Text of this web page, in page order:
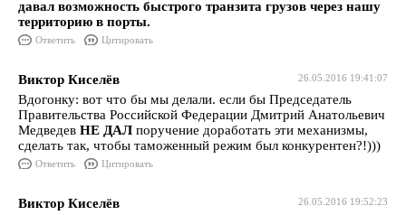
давал возможность быстрого транзита грузов через нашу
территорию в порты.
Ответить Цитировать
26.05.2016 19:41:07
Виктор Киселёв
Вдогонку: вот что бы мы делали. если бы Председатель
Правительства Российской Федерации Дмитрий Анатольевич
Медведев НЕ ДАЛ поручение доработать эти механизмы,
сделать так, чтобы таможенный режим был конкурентен?!)))
Ответить Цитировать
26.05.2016 19:52:23
Виктор Киселёв